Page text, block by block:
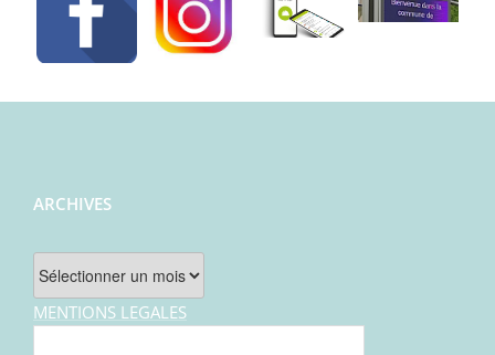
ARCHIVES
Archives
MENTIONS LEGALES